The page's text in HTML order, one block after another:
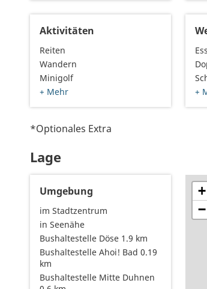
Aktivitäten
Reiten
Wandern
Minigolf
+ Mehr
+
*Optionales Extra
Lage
Umgebung
im Stadtzentrum
in Seenähe
Bushaltestelle Döse 1.9 km
Bushaltestelle Ahoi! Bad 0.19
km
Bushaltestelle Mitte Duhnen
+
−